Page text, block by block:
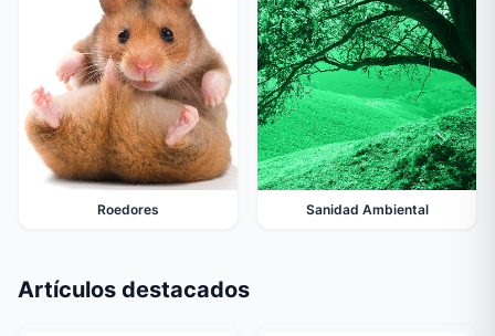
Roedores Sanidad Ambiental
Artículos destacados